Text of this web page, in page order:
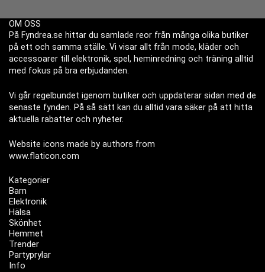
OM OSS
På Fyndrea.se hittar du samlade reor från många olika butiker
på ett och samma ställe. Vi visar allt från mode, kläder och
accessoarer till elektronik, spel, heminredning och träning alltid
med fokus på bra erbjudanden.
Vi går regelbundet igenom butiker och uppdaterar sidan med de
senaste fynden. På så sätt kan du alltid vara säker på att hitta
aktuella rabatter och nyheter.
Website icons made by authors from
www.flaticon.com
Kategorier
Barn
Elektronik
Hälsa
Skönhet
Hemmet
Trender
Partyprylar
Info